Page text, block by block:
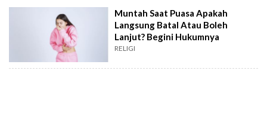
Muntah Saat Puasa Apakah
Langsung Batal Atau Boleh
Lanjut? Begini Hukumnya
RELIGI